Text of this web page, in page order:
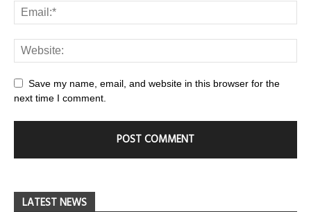
Save my name, email, and website in this browser for the
next time I comment.
LATEST NEWS